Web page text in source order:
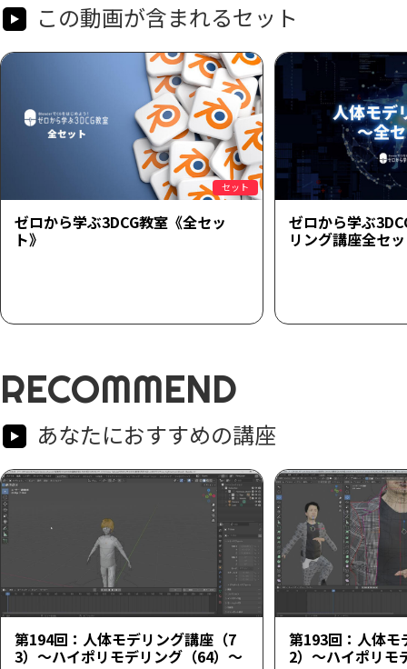
この動画が含まれるセット
セット
ゼロから学ぶ3DCG教室《全セッ
ト》
ゼロから学ぶ
リング講座全セ
RECOMMEND
あなたにおすすめの講座
第194回：人体モデリング講座（7
3）～ハイポリモデリング（64）～
第193回：人体モ
2）～ハイポリモ